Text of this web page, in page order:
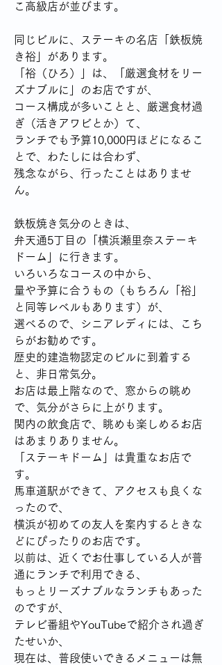
こ高級店が並びます。
同じビルに、ステーキの名店「鉄板焼
き裕」があります。
「裕（ひろ）」は、「厳選食材をリー
ズナブルに」のお店ですが、
コース構成が多いことと、厳選食材過
ぎ（活きアワビとか）て、
ランチでも予算10,000円ほどになるこ
とで、わたしには合わず、
残念ながら、行ったことはありませ
ん。
鉄板焼き気分のときは、
弁天通5丁目の「横浜瀬里奈ステーキ
ドーム」に行きます。
いろいろなコースの中から、
量や予算に合うもの（もちろん「裕」
と同等レベルもあります）が、
選べるので、シニアレディには、こち
らがお勧めです。
歴史的建造物認定のビルに到着する
と、非日常気分。
お店は最上階なので、窓からの眺め
で、気分がさらに上がります。
関内の飲食店で、眺めも楽しめるお店
はあまりありません。
「ステーキドーム」は貴重なお店で
す。
馬車道駅ができて、アクセスも良くな
ったので、
横浜が初めての友人を案内するときな
どにぴったりのお店です。
以前は、近くでお仕事している人が普
通にランチで利用できる、
もっとリーズナブルなランチもあった
のですが、
テレビ番組やYouTubeで紹介され過ぎ
たせいか、
現在は、普段使いできるメニューは無